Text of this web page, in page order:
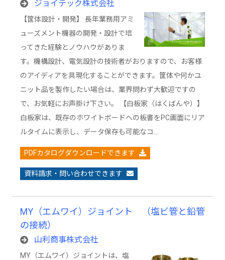
トボードをそのまま使用できる電子黒板「白
板家」
ジョイテック株式会社
【筐体設計・開発】 長年業務用アミ
ューズメント機器の開発・設計で培
ってきた経験とノウハウがありま
す。機構設計、電気設計の技術者がおりますので、お客様
のアイディアを具現化することができます。筐体や何かユ
ニット品を製作したい場合は、業界問わず大歓迎ですの
で、お気軽にお声掛け下さい。 【白板家（はくばんや）】
白板家は、既存のホワイトボードへの板書をPC画面にリア
ルタイムに表示し、データ保存も可能なコ…
PDFカタログダウンロードできます
資料請求・問い合わせできます
MY（エムワイ）ジョイント （塩ビ管と鉛管
の接続）
山利商事株式会社
MY（エムワイ）ジョイントは、塩